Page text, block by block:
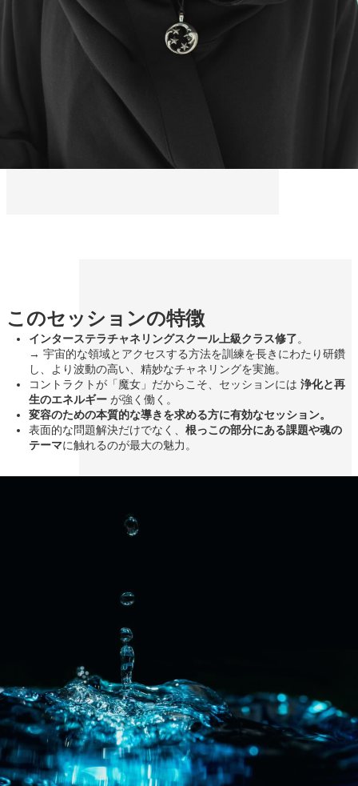
このセッションの特徴
インターステラチャネリングスクール上級クラス修了。
→ 宇宙的な領域とアクセスする方法を訓練を長きにわたり研鑽
し、より波動の高い、精妙なチャネリングを実施。
コントラクトが「魔女」だからこそ、セッションには浄化と再
生のエネルギー が強く働く。
変容のための本質的な導きを求める方に有効なセッション。
表面的な問題解決だけでなく、根っこの部分にある課題や魂の
テーマに触れるのが最大の魅力。